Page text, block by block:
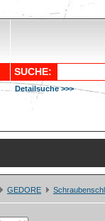
SUCHE:
Detailsuche >>>
GEDORE